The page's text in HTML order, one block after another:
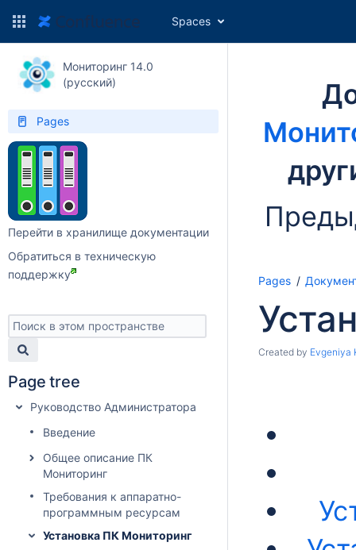
Spaces
Мониторинг 14.0
(русский)
Pages
Перейти в хранилище документации
Обратиться в техническую
поддержку
Page tree
Руководство Администратора
Введение
Общее описание ПК
Мониторинг
Требования к аппаратно-
программным ресурсам
Установка ПК Мониторинг
Pages
Created by Evgeniya